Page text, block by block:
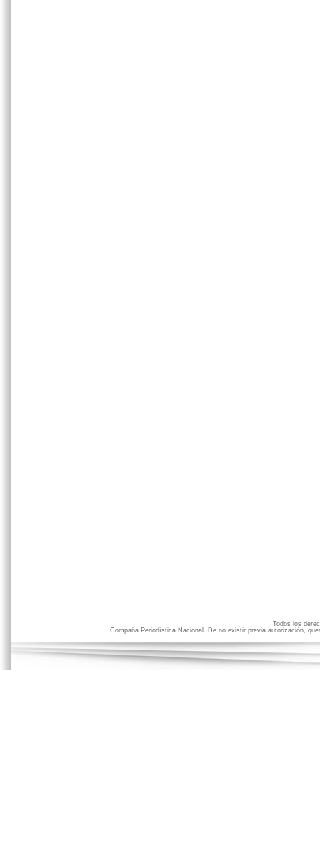
Todos los
Compaña Periodística Nacional. De no existir previa autorización,